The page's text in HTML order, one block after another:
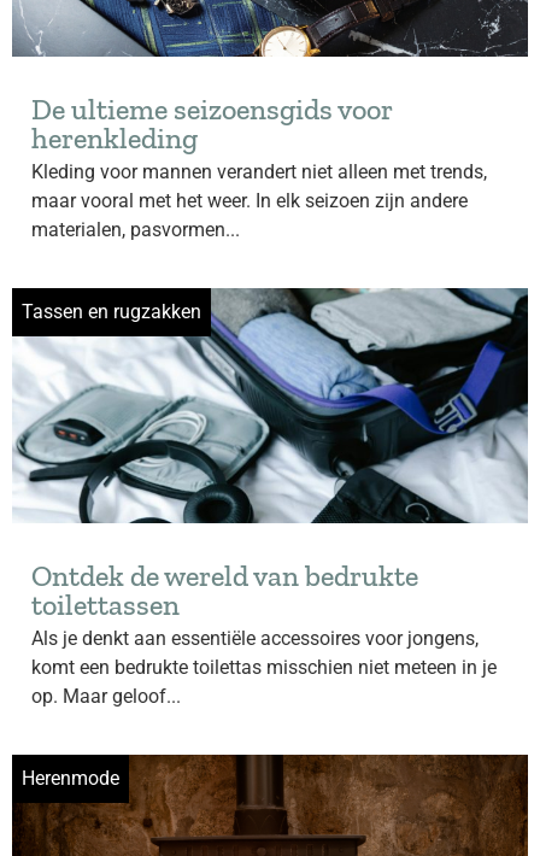
De ultieme seizoensgids voor
herenkleding
Kleding voor mannen verandert niet alleen met trends,
maar vooral met het weer. In elk seizoen zijn andere
materialen, pasvormen...
Tassen en rugzakken
Ontdek de wereld van bedrukte
toilettassen
Als je denkt aan essentiële accessoires voor jongens,
komt een bedrukte toilettas misschien niet meteen in je
op. Maar geloof...
Herenmode